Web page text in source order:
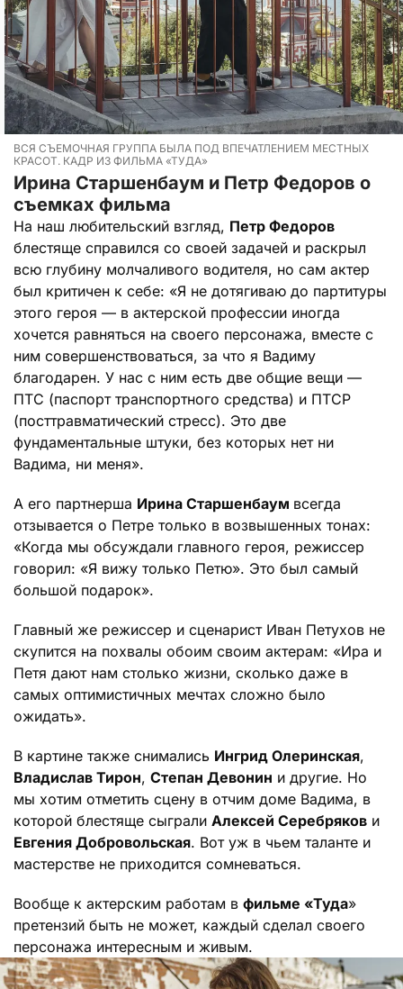
ВСЯ СЪЕМОЧНАЯ ГРУППА БЫЛА ПОД ВПЕЧАТЛЕНИЕМ МЕСТНЫХ
КРАСОТ. КАДР ИЗ ФИЛЬМА «ТУДА»
Ирина Старшенбаум и Петр Федоров о
съемках фильма
На наш любительский взгляд, Петр Федоров
блестяще справился со своей задачей и раскрыл
всю глубину молчаливого водителя, но сам актер
был критичен к себе: «Я не дотягиваю до партитуры
этого героя — в актерской профессии иногда
хочется равняться на своего персонажа, вместе с
ним совершенствоваться, за что я Вадиму
благодарен. У нас с ним есть две общие вещи —
ПТС (паспорт транспортного средства) и ПТСР
(посттравматический стресс). Это две
фундаментальные штуки, без которых нет ни
Вадима, ни меня».
А его партнерша Ирина Старшенбаум всегда
отзывается о Петре только в возвышенных тонах:
«Когда мы обсуждали главного героя, режиссер
говорил: «Я вижу только Петю». Это был самый
большой подарок».
Главный же режиссер и сценарист Иван Петухов не
скупится на похвалы обоим своим актерам: «Ира и
Петя дают нам столько жизни, сколько даже в
самых оптимистичных мечтах сложно было
ожидать».
В картине также снимались Ингрид Олеринская,
Владислав Тирон, Степан Девонин и другие. Но
мы хотим отметить сцену в отчим доме Вадима, в
которой блестяще сыграли Алексей Серебряков и
Евгения Добровольская. Вот уж в чьем таланте и
мастерстве не приходится сомневаться.
Вообще к актерским работам в фильме «Туда»
претензий быть не может, каждый сделал своего
персонажа интересным и живым.